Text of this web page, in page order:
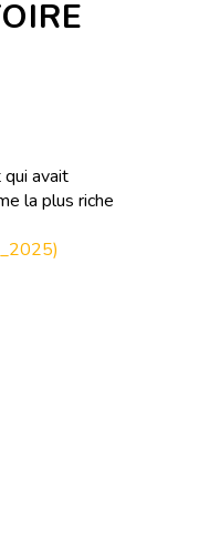
avait
la plus riche